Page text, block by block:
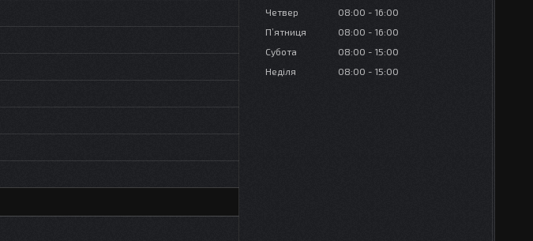
Четвер
08:00
16:00
Пʼятниця
08:00
16:00
Субота
08:00
15:00
Неділя
08:00 15:00